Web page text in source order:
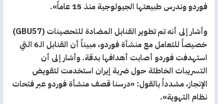
فوردو وندرس طبيعتها الجيولوجية منذ 15 عاماً».
وأشار إلى أنه تم تطوير القنابل المضادة للتحصينات (GBU57)
خصيصاً للتعامل مع منشأة فوردو، مبيناً أن القنابل الـ6 التي
استهدفت فوردو أصابت أهدافها بدقة. وأشار إلى أن
التسريبات الخاطئة حول ضربة إيران استخدمت لتقويض
الإنجاز، مشدداً بالقول: «درسنا قصف منشأة فوردو عبر فتحات
نظام التهوية».